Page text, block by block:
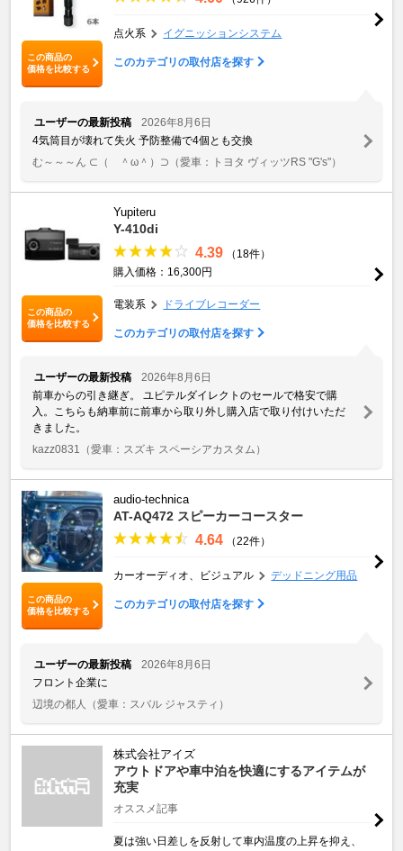
この商品の
価格を比較する
点火系 イグニッションシステム
このカテゴリの取付店を探す
ユーザーの最新投稿
2026年8月6日
4気筒目が壊れて失火 予防整備で4個とも交換
む～～～ん ⊂（ ＾ω＾）⊃ （愛車：トヨタ ヴィッツRS "G's"）
この商品の
価格を比較する
Yupiteru
Y-410di
4.39
（18件）
購入価格：16,300円
電装系 ドライブレコーダー
このカテゴリの取付店を探す
ユーザーの最新投稿
2026年8月6日
前車からの引き継ぎ。 ユピテルダイレクトのセールで格安で購
入。こちらも納車前に前車から取り外し購入店で取り付けいただ
きました。
kazz0831
（愛車：スズキ スペーシアカスタム）
この商品の
価格を比較する
audio-technica
AT-AQ472 スピーカーコースター
4.64 （22件）
カーオーディオ、ビジュアル デッドニング用品
このカテゴリの取付店を探す
ユーザーの最新投稿
2026年8月6日
フロント企業に
辺境の都人
（愛車：スバル ジャスティ）
株式会社アイズ
アウトドアや車中泊を快適にするアイテムが
充実
オススメ記事
夏は強い日差しを反射して車内温度の上昇を抑え、